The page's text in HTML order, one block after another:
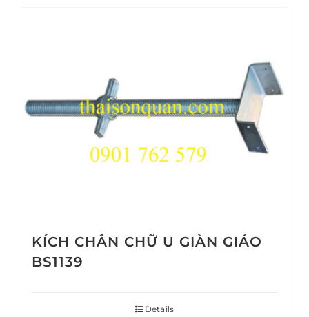
KÍCH CHÂN CHỮ U GIÀN GIÁO
BS1139
Details